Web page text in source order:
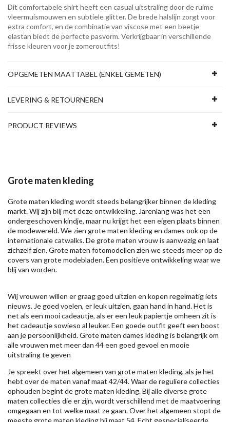
Dit comfortabele shirt heeft een casual uitstraling door de ruime
vleermuismouwen en subtiele glitter. De brede halslijn zorgt voor
extra comfort, en de combinatie van viscose met een beetje
elastan biedt de perfecte pasvorm. Verkrijgbaar in verschillende
frisse kleuren voor je zomeroutfits!
OPGEMETEN MAATTABEL (ENKEL GEMETEN)
LEVERING & RETOURNEREN
PRODUCT REVIEWS
Grote maten kleding
Grote maten kleding wordt steeds belangrijker binnen de kleding
markt. Wij zijn blij met deze ontwikkeling. Jarenlang was het een
ondergeschoven kindje, maar nu krijgt het een eigen plaats binnen
de modewereld. We zien grote maten kleding en dames ook op de
internationale catwalks. De grote maten vrouw is aanwezig en laat
zichzelf zien. Grote maten fotomodellen zien we steeds meer op de
covers van grote modebladen. Een positieve ontwikkeling waar we
blij van worden.
Wij vrouwen willen er graag goed uitzien en kopen regelmatig iets
nieuws. Je goed voelen, er leuk uitzien, gaan hand in hand. Het is
net als een mooi cadeautje, als er een leuk papiertje omheen zit is
het cadeautje sowieso al leuker. Een goede outfit geeft een boost
aan je persoonlijkheid. Grote maten dames kleding is belangrijk om
alle vrouwen met meer dan 44 een goed gevoel en mooie
uitstraling te geven
Je spreekt over het algemeen van grote maten kleding, als je het
hebt over de maten vanaf maat 42/44. Waar de reguliere collecties
ophouden begint de grote maten kleding. Bij alle diverse grote
maten collecties die er zijn, wordt verschillend met de maatvoering
omgegaan en tot welke maat ze gaan. Over het algemeen stopt de
meeste grote maten kleding bij maat 54. Echt gespecialiseerde